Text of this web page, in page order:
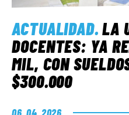
EL LADO «G»
ACTUALIDAD.LA
DOCENTES: YA
MIL, CON
$300.000